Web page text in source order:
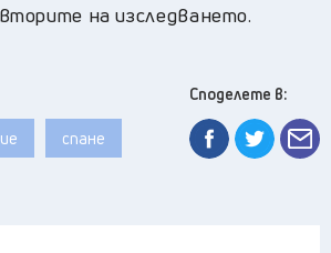
на изследването.
спане
Споделете в: